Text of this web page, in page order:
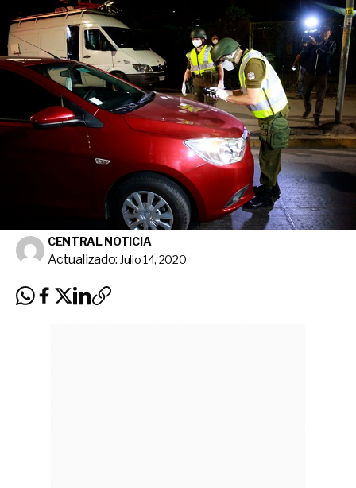
CENTRAL NOTICIA
Actualizado: Julio 14, 2020